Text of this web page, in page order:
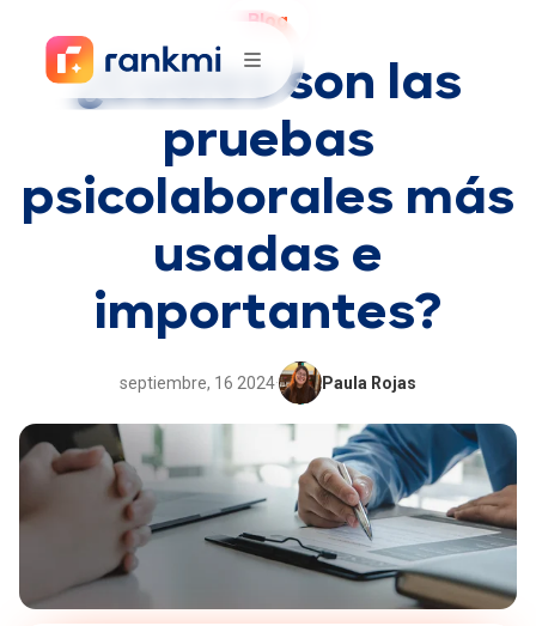
Blog
¿Cuáles son las
pruebas
psicolaborales más
usadas e
importantes?
septiembre, 16 2024· Paula Rojas